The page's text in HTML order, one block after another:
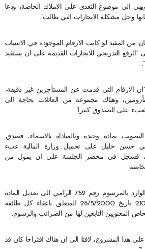
الى موضوع التعدي على الاملاك الخاصة، ودعا
وحل مشكلة الايجارات التي طالت”.
من المفيد لو كانت الارقام الموجودة في الاسباب
“الرفع التدريجي للايجارات القديمة على ان يستفيد
الارقام التي قدمت عن المستأجرين غير دقيقة،
وهناك مجموعة من العائلات بحاجة الى
على الصندوق كبيرا”.
بمادة وحيدة وبالمناداة بالاسماء، فصدق.
حسن خليل على تحميل وزارة المالية عبء
فسجل في محضر الجلسة على ان يمول من
ثم طرح مشروع القانون الوارد بالمرسوم رقم 752 الرامي الى تعديل المادة
الاولى من القانون رقم 210 تاريخ 26/5/2000 المتعلق باعفاء كل طائفة
المعنويين التابعين لها من الضرائب والرسوم.
هذا المشروع، لافتا الى ان هناك اقتراحا كان قد